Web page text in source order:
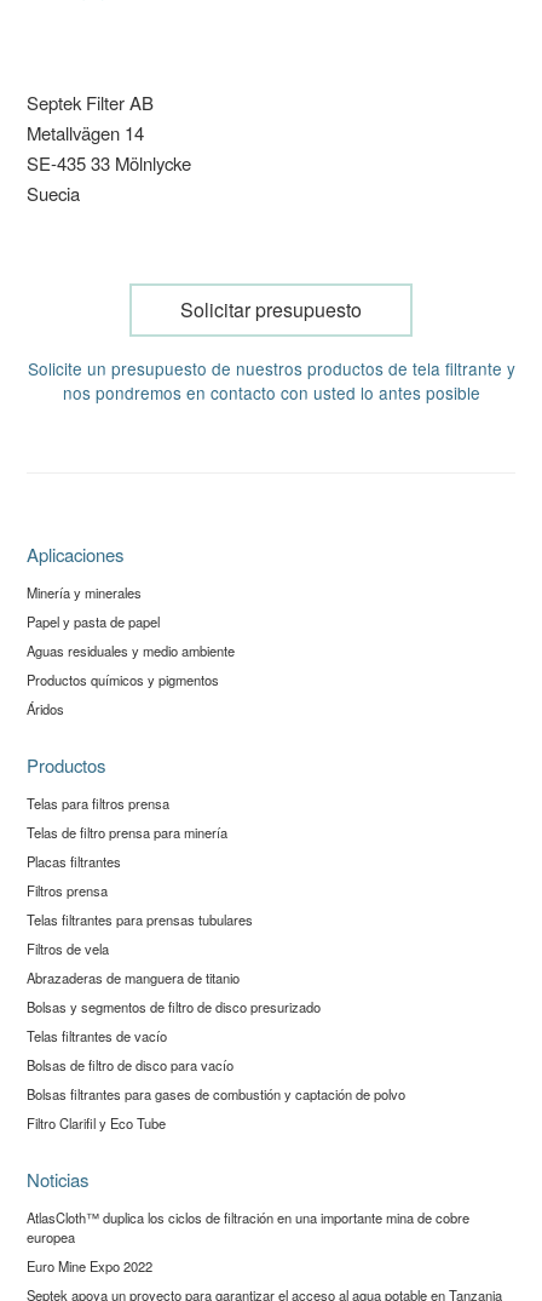
Septek Filter AB
Metallvägen 14
SE-435 33 Mölnlycke
Suecia
Solicitar presupuesto
Solicite un presupuesto de nuestros productos de tela filtrante y
nos pondremos en contacto con usted lo antes posible
Aplicaciones
Minería y minerales
Papel y pasta de papel
Aguas residuales y medio ambiente
Productos químicos y pigmentos
Áridos
Productos
Telas para filtros prensa
Telas de filtro prensa para minería
Placas filtrantes
Filtros prensa
Telas filtrantes para prensas tubulares
Filtros de vela
Abrazaderas de manguera de titanio
Bolsas y segmentos de filtro de disco presurizado
Telas filtrantes de vacío
Bolsas de filtro de disco para vacío
Bolsas filtrantes para gases de combustión y captación de polvo
Filtro Clarifil y Eco Tube
Noticias
AtlasCloth™ duplica los ciclos de filtración en una importante mina de cobre
europea
Euro Mine Expo 2022
Septek apoya un proyecto para garantizar el acceso al agua potable en Tanzania